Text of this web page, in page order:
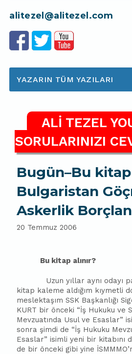
alitezel@alitezel.com
YAZARIN TÜM YAZILARI
ALİ TEZEL
SORULARINIZI
Bugün–Bu kitap
Bulgaristan
Askerlik
20 Temmuz 2006
Bu kitap alınır?
Uzun yıllar aynı odayı
kitap kaleme aldığım kıymetli
meslektaşım SSK Başkanlığı
KURT bir önceki “İş Hukuku ve
Mevzuatında Usul ve Esaslar”
sonra şimdi de “İş Hukuku
Esaslar” isimli yeni bir kitabını
de bir önceki gibi yine